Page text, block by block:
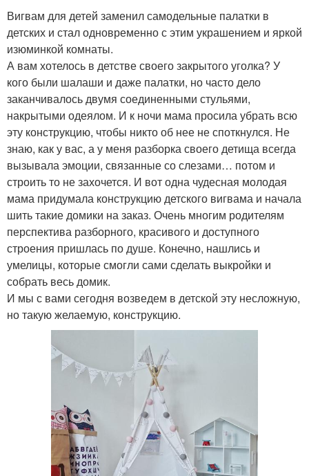
Вигвам для детей заменил самодельные палатки в
детских и стал одновременно с этим украшением и яркой
изюминкой комнаты.
А вам хотелось в детстве своего закрытого уголка? У
кого были шалаши и даже палатки, но часто дело
заканчивалось двумя соединенными стульями,
накрытыми одеялом. И к ночи мама просила убрать всю
эту конструкцию, чтобы никто об нее не споткнулся. Не
знаю, как у вас, а у меня разборка своего детища всегда
вызывала эмоции, связанные со слезами… потом и
строить то не захочется. И вот одна чудесная молодая
мама придумала конструкцию детского вигвама и начала
шить такие домики на заказ. Очень многим родителям
перспектива разборного, красивого и доступного
строения пришлась по душе. Конечно, нашлись и
умелицы, которые смогли сами сделать выкройки и
собрать весь домик.
И мы с вами сегодня возведем в детской эту несложную,
но такую желаемую, конструкцию.